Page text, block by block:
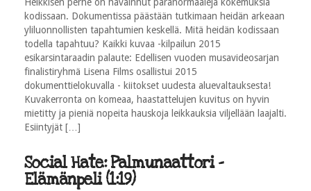
kodissaan. Dokumentissa päästään tutkimaan heidän arkeaan
yliluonnollisten tapahtumien keskellä. Mitä heidän kodissaan
todella tapahtuu? Kaikki kuvaa -kilpailun 2015
esikarsintaraadin palaute: Edellisen vuoden musavideosarjan
finalistiryhmä Lisena Films osallistui 2015
dokumenttielokuvalla - kiitokset uudesta aluevaltauksesta!
Kuvakerronta on komeaa, haastattelujen kuvitus on hyvin
mietitty ja pieniä nopeita hauskoja leikkauksia viljellään laajalti.
Esiintyjät […]
Social Hate: Palmunaattori -
Elämänpeli (1:19)